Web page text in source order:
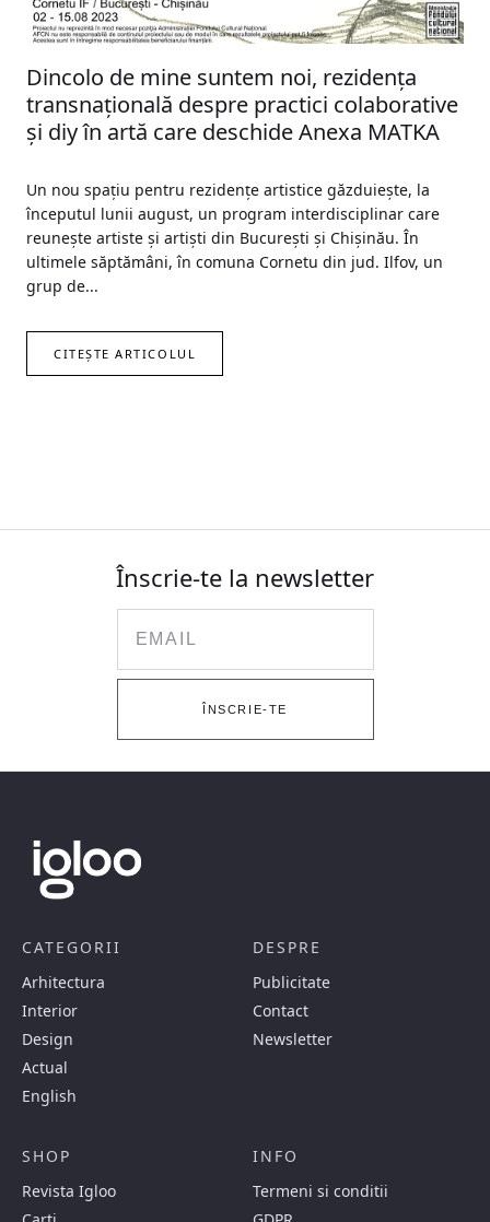
Dincolo de mine suntem noi, rezidența
transnațională despre practici colaborative
și diy în artă care deschide Anexa MATKA
Un nou spațiu pentru rezidențe artistice găzduiește, la
începutul lunii august, un program interdisciplinar care
reunește artiste și artiști din București și Chișinău. În
ultimele săptămâni, în comuna Cornetu din jud. Ilfov, un
grup de...
CITEȘTE ARTICOLUL
Înscrie-te la newsletter
ÎNSCRIE-TE
CATEGORII
Arhitectura
Interior
Design
Actual
English
DESPRE
Publicitate
Contact
Newsletter
SHOP
Revista Igloo
INFO
Termeni si conditii